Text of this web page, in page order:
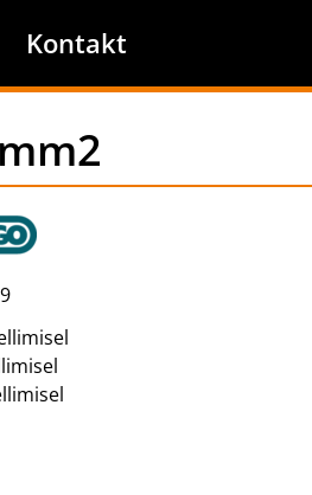
Kontakt